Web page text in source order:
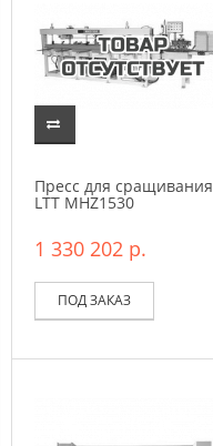
Пресс для сращивания
LTT МНZ1530
1 330 202 р.
ПОД ЗАКАЗ